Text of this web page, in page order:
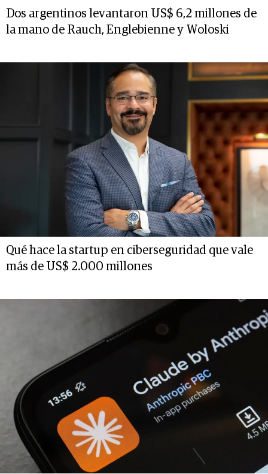
Dos argentinos levantaron US$ 6,2 millones de
la mano de Rauch, Englebienne y Woloski
Qué hace la startup en ciberseguridad que vale
más de US$ 2.000 millones